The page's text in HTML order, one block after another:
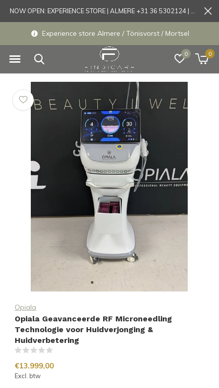
0 0
Experience store Almere / Tönisvorst / Mortsel
Opiala
Opiala Geavanceerde RF Microneedling
Technologie voor Huidverjonging &
Huidverbetering
€13.999,00
Excl. btw